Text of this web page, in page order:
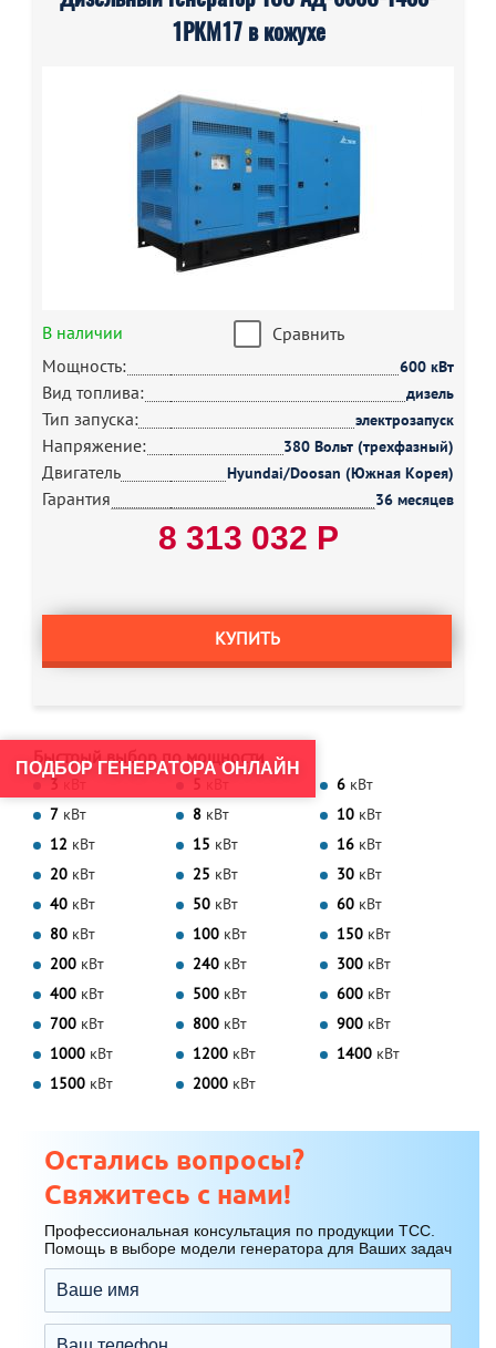
1РКМ17 в кожухе
В наличии
Сравнить
Мощность:
600 кВт
Вид топлива: дизель
Тип запуска: электрозапуск
Напряжение: 380 Вольт (трехфазный)
Двигатель Hyundai/Doosan (Южная Корея)
Гарантия 36 месяцев
8 313 032 Р
КУПИТЬ
Быстрый выбор по мощности
3 кВт 5 6 кВт
7 кВт 8 кВт 10 кВт
12 кВт 15 кВт 16 кВт
20 кВт 25 кВт 30 кВт
40 кВт 50 кВт 60 кВт
80 кВт 100 кВт 150 кВт
200 кВт 240 кВт 300 кВт
400 кВт 500 кВт 600 кВт
700 кВт 800 кВт 900 кВт
1000 кВт 1200 кВт 1400 кВт
1500 кВт 2000 кВт
Остались вопросы?
Свяжитесь с нами!
Профессиональная консультация по продукции ТСС.
Помощь в выборе модели генератора для Ваших задач
ПОДБОР ГЕНЕРАТОРА ОНЛАЙН